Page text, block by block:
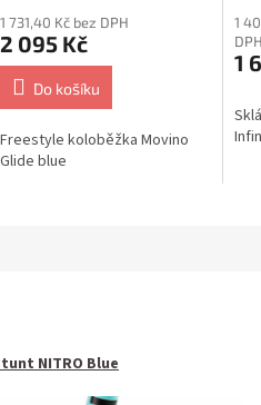
1 731,40 Kč bez DPH
2 095 Kč
Do košíku
Freestyle koloběžka Movino
Glide blue
1
DPH
1
NITRO Blue